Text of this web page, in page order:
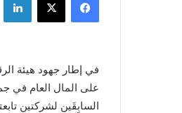
في إطار جهود هيئة
على المال العام في
السابِقَين لشركتين